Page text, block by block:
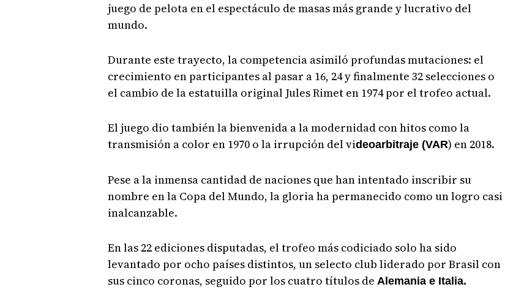
juego de pelota en el espectáculo de masas más grande y lucrativo del
mundo.
Durante este trayecto, la competencia asimiló profundas mutaciones: el
crecimiento en participantes al pasar a 16, 24 y finalmente 32 selecciones o
el cambio de la estatuilla original Jules Rimet en 1974 por el trofeo actual.
El juego dio también la bienvenida a la modernidad con hitos como la
transmisión a color en 1970 o la irrupción del videoarbitraje (VAR) en 2018.
Pese a la inmensa cantidad de naciones que han intentado inscribir su
nombre en la Copa del Mundo, la gloria ha permanecido como un logro casi
inalcanzable.
En las 22 ediciones disputadas, el trofeo más codiciado solo ha sido
levantado por ocho países distintos, un selecto club liderado por Brasil con
sus cinco coronas, seguido por los cuatro títulos de Alemania e Italia.